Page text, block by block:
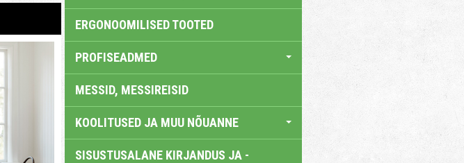
ERGONOOMILISED TOOTED
PROFISEADMED
MESSID, MESSIREISID
KOOLITUSED JA MUU NÕUANNE
SISUSTUSALANE KIRJANDUS JA -